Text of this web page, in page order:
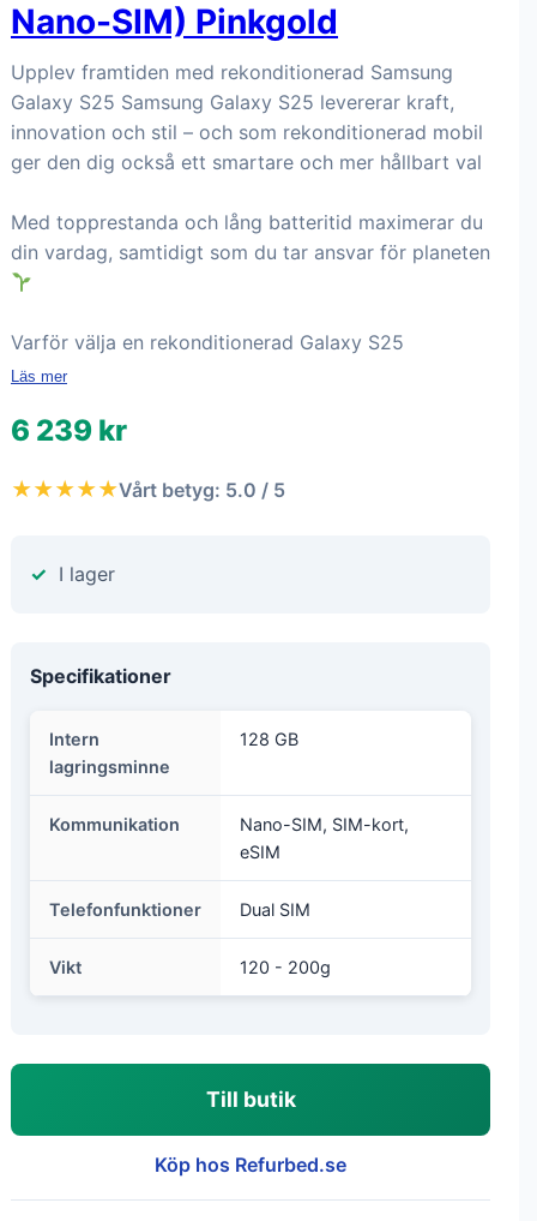
Nano-SIM) Pinkgold
Upplev framtiden med rekonditionerad Samsung
Galaxy S25 Samsung Galaxy S25 levererar kraft,
innovation och stil – och som rekonditionerad mobil
ger den dig också ett smartare och mer hållbart val
Med topprestanda och lång batteritid maximerar du
din vardag, samtidigt som du tar ansvar för planeten
Varför välja en rekonditionerad Galaxy S25
Läs mer
6 239 kr
★★★★★Vårt betyg: 5.0 / 5
I lager
Specifikationer
Intern
lagringsminne
128 GB
Kommunikation
Nano-SIM, SIM-kort,
eSIM
Telefonfunktioner Dual SIM
Vikt 120 - 200g
Till butik
Köp hos Refurbed.se